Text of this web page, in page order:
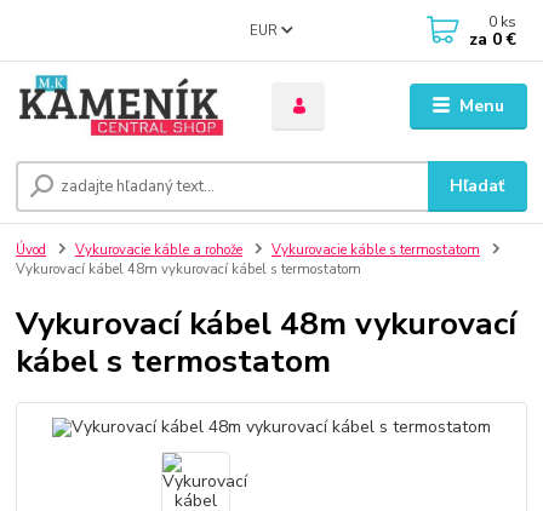
Menu
EUR
Hľadať
0 ks
za 0 €
Úvod Vykurovacie káble a rohože
Vykurovacie káble s termostatom
Vykurovací kábel 48m vykurovací kábel s termostatom
Vykurovací kábel 48m vykurovací
kábel s termostatom